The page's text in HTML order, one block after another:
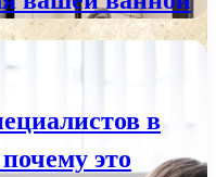
в
это